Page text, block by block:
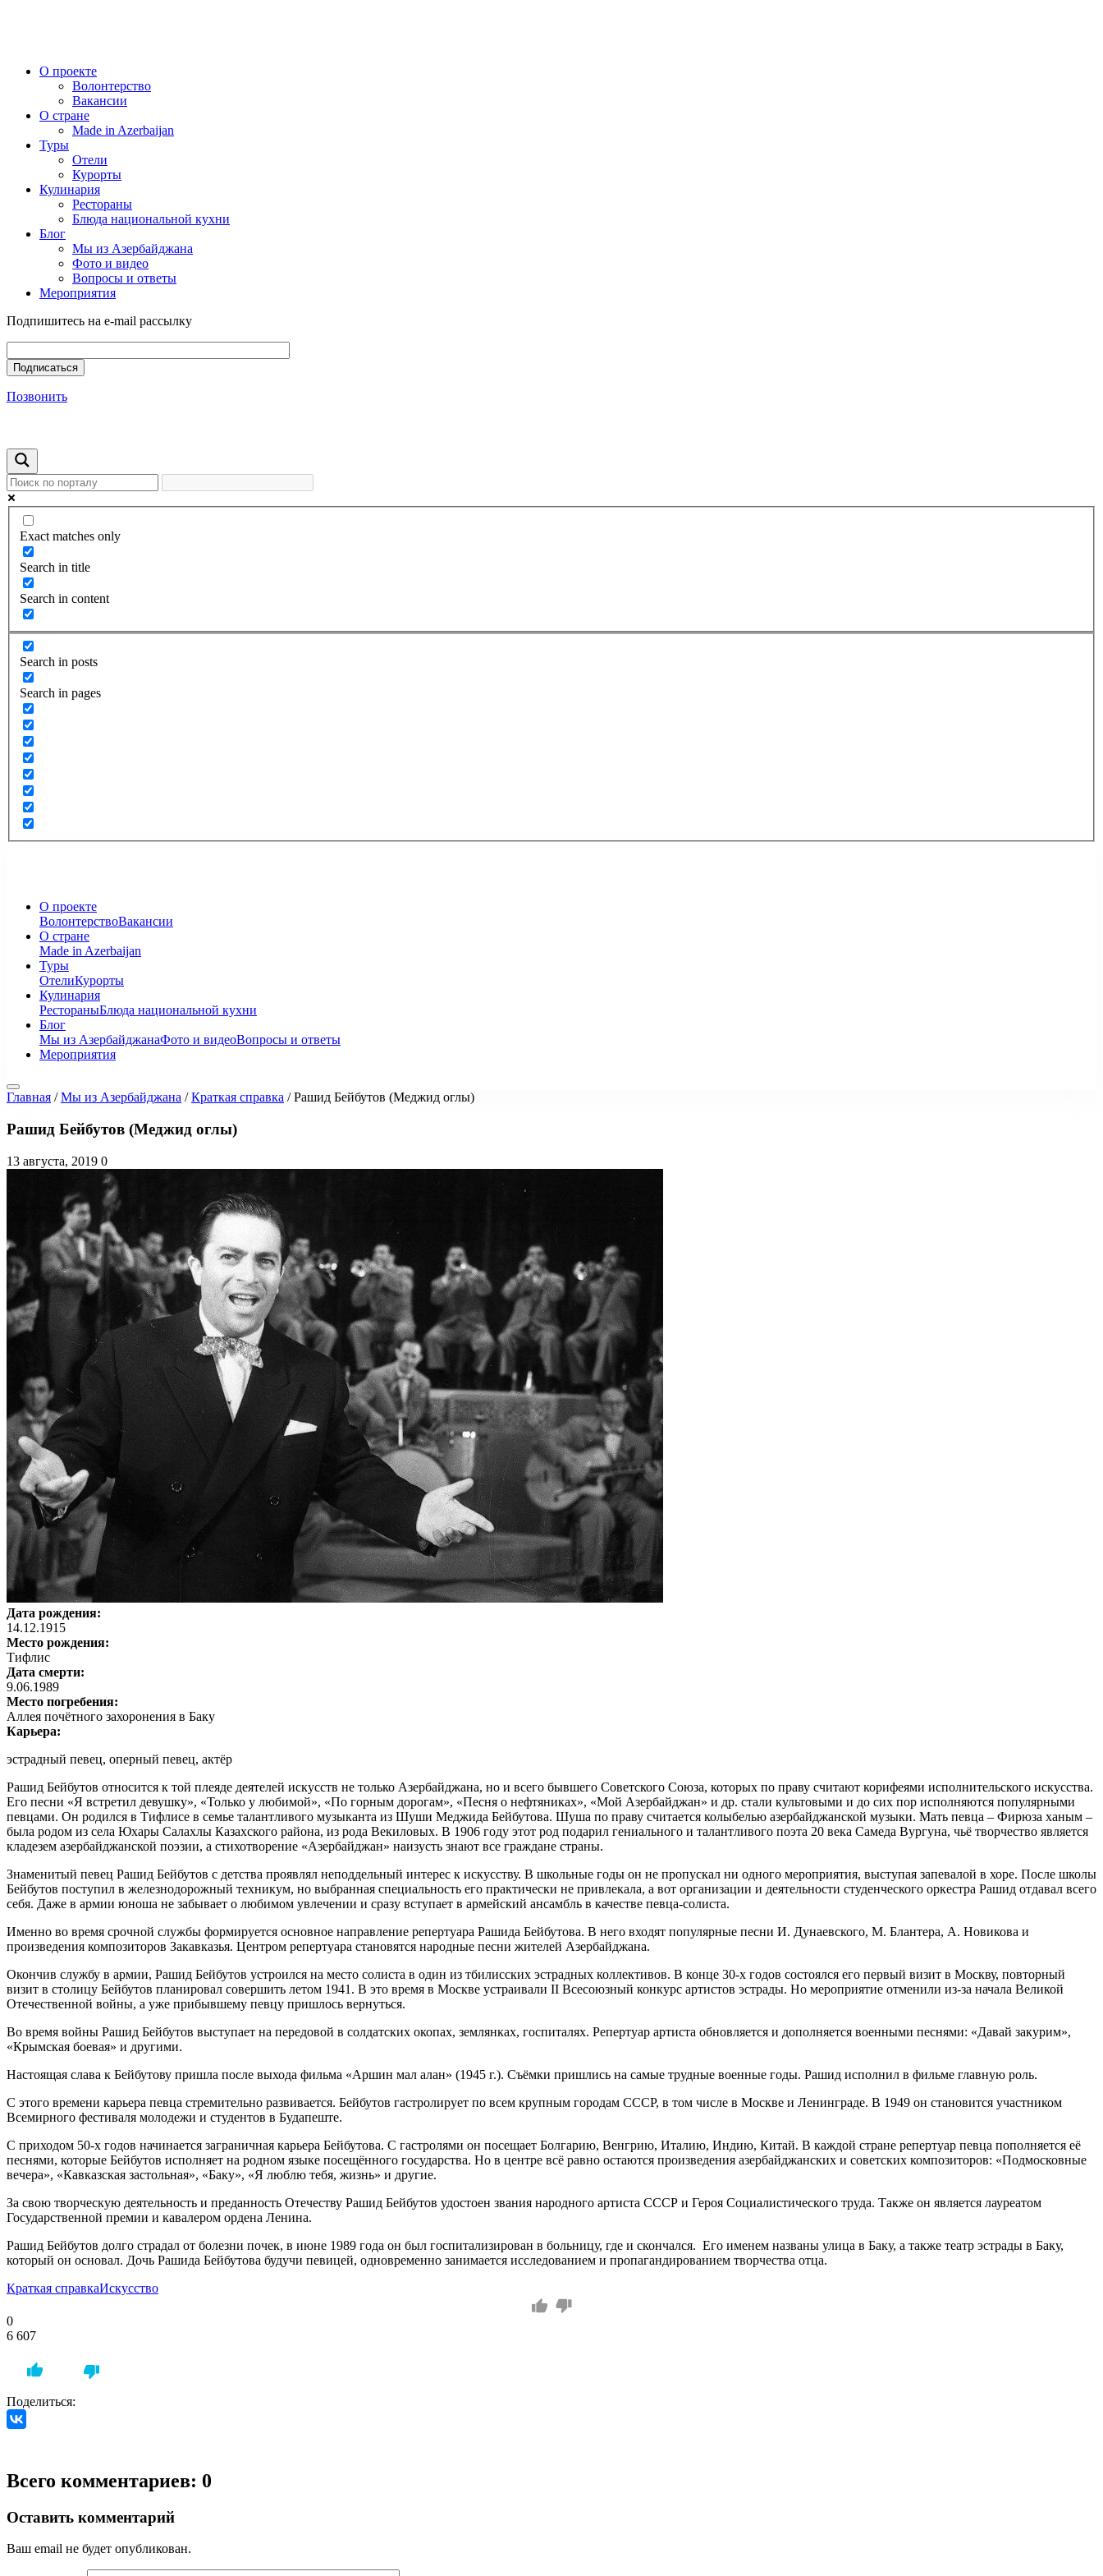
О проекте
Волонтерство
Вакансии
О стране
Made in Azerbaijan
Туры
Отели
Курорты
Кулинария
Рестораны
Блюда национальной кухни
Блог
Мы из Азербайджана
Фото и видео
Вопросы и ответы
Мероприятия
Подпишитесь на e-mail рассылку
Позвонить
Exact matches only
Search in title
Search in content
Search in posts
Search in pages
О проекте
ВолонтерствоВакансии
О стране
Made in Azerbaijan
Туры
ОтелиКурорты
Кулинария
РестораныБлюда национальной кухни
Блог
Мы из АзербайджанаФото и видеоВопросы и ответы
Мероприятия
Главная /Мы из Азербайджана /Краткая справка /Рашид Бейбутов (Меджид оглы)
Рашид Бейбутов (Меджид оглы)
13 августа, 2019 0
Дата рождения:
14.12.1915
Место рождения:
Тифлис
Дата смерти:
9.06.1989
Место погребения:
Аллея почётного захоронения в Баку
Карьера:
эстрадный певец, оперный певец, актёр
Рашид Бейбутов относится к той плеяде деятелей искусств не только Азербайджана, но и всего бывшего Советского Союза, которых по праву считают корифеями исполнительского искусства.
Его песни «Я встретил девушку», «Только у любимой», «По горным дорогам», «Песня о нефтяниках», «Мой Азербайджан» и др. стали культовыми и до сих пор исполняются популярными
певцами. Он родился в Тифлисе в семье талантливого музыканта из Шуши Меджида Бейбутова. Шуша по праву считается колыбелью азербайджанской музыки. Мать певца – Фирюза ханым –
была родом из села Юхары Салахлы Казахского района, из рода Векиловых. В 1906 году этот род подарил гениального и талантливого поэта 20 века Самеда Вургуна, чьё творчество является
кладезем азербайджанской поэзии, а стихотворение «Азербайджан» наизусть знают все граждане страны.
Знаменитый певец Рашид Бейбутов с детства проявлял неподдельный интерес к искусству. В школьные годы он не пропускал ни одного мероприятия, выступая запевалой в хоре. После школы
Бейбутов поступил в железнодорожный техникум, но выбранная специальность его практически не привлекала, а вот организации и деятельности студенческого оркестра Рашид отдавал всего
себя. Даже в армии юноша не забывает о любимом увлечении и сразу вступает в армейский ансамбль в качестве певца-солиста.
Именно во время срочной службы формируется основное направление репертуара Рашида Бейбутова. В него входят популярные песни И. Дунаевского, М. Блантера, А. Новикова и
произведения композиторов Закавказья. Центром репертуара становятся народные песни жителей Азербайджана.
Окончив службу в армии, Рашид Бейбутов устроился на место солиста в один из тбилисских эстрадных коллективов. В конце 30-х годов состоялся его первый визит в Москву, повторный
визит в столицу Бейбутов планировал совершить летом 1941. В это время в Москве устраивали II Всесоюзный конкурс артистов эстрады. Но мероприятие отменили из-за начала Великой
Отечественной войны, а уже прибывшему певцу пришлось вернуться.
Во время войны Рашид Бейбутов выступает на передовой в солдатских окопах, землянках, госпиталях. Репертуар артиста обновляется и дополняется военными песнями: «Давай закурим»,
«Крымская боевая» и другими.
Настоящая слава к Бейбутову пришла после выхода фильма «Аршин мал алан» (1945 г.). Съёмки пришлись на самые трудные военные годы. Рашид исполнил в фильме главную роль.
С этого времени карьера певца стремительно развивается. Бейбутов гастролирует по всем крупным городам СССР, в том числе в Москве и Ленинграде. В 1949 он становится участником
Всемирного фестиваля молодежи и студентов в Будапеште.
С приходом 50-х годов начинается заграничная карьера Бейбутова. С гастролями он посещает Болгарию, Венгрию, Италию, Индию, Китай. В каждой стране репертуар певца пополняется её
песнями, которые Бейбутов исполняет на родном языке посещённого государства. Но в центре всё равно остаются произведения азербайджанских и советских композиторов: «Подмосковные
вечера», «Кавказская застольная», «Баку», «Я люблю тебя, жизнь» и другие.
За свою творческую деятельность и преданность Отечеству Рашид Бейбутов удостоен звания народного артиста СССР и Героя Социалистического труда. Также он является лауреатом
Государственной премии и кавалером ордена Ленина.
Рашид Бейбутов долго страдал от болезни почек, в июне 1989 года он был госпитализирован в больницу, где и скончался. Его именем названы улица в Баку, а также театр эстрады в Баку,
который он основал. Дочь Рашида Бейбутова будучи певицей, одновременно занимается исследованием и пропагандированием творчества отца.
Краткая справкаИскусство
0
6 607
Поделиться:
Всего комментариев: 0
Оставить комментарий
Ваш email не будет опубликован.